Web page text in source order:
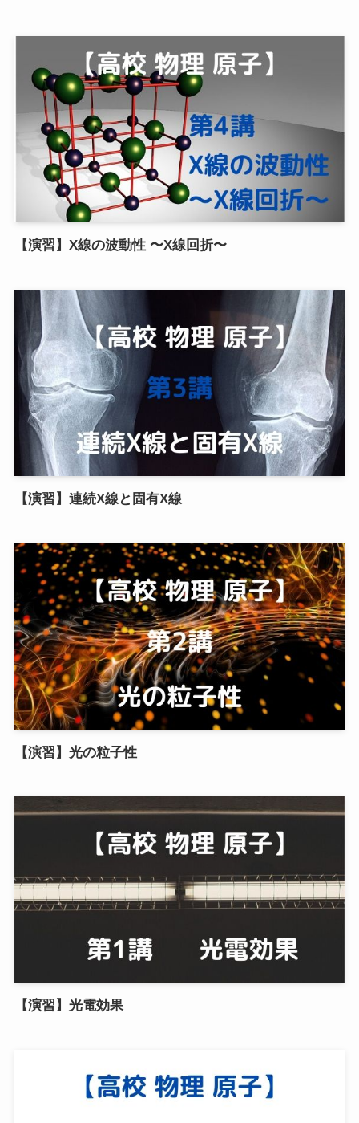
【演習】X線の波動性 〜X線回折〜
【演習】連続X線と固有X線
【演習】光の粒子性
【演習】光電効果